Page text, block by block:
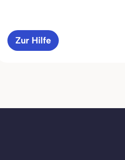
Zur Hilfe